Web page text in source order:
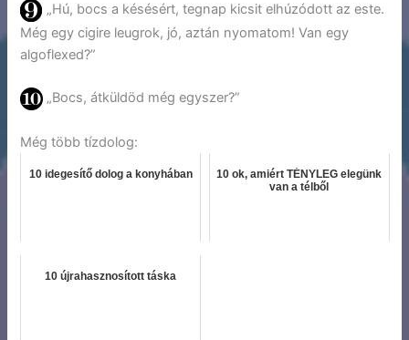
„Hú, bocs a késésért, tegnap kicsit elhúzódott az este.
Még egy cigire leugrok, jó, aztán nyomatom! Van egy
algoflexed?”
„Bocs, átküldöd még egyszer?”
Még több tízdolog:
10 idegesítő dolog a konyhában
10 ok, amiért TÉNYLEG elegünk
van a télből
10 újrahasznosított táska